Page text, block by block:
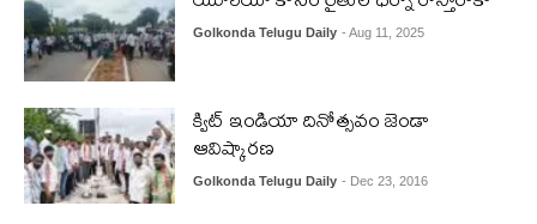
Golkonda Telugu Daily - Aug 11, 2025
క్విట్ ఇండియా దినోత్సవం జెండా
ఆవిష్కారణ
Golkonda Telugu Daily - Dec 23, 2016